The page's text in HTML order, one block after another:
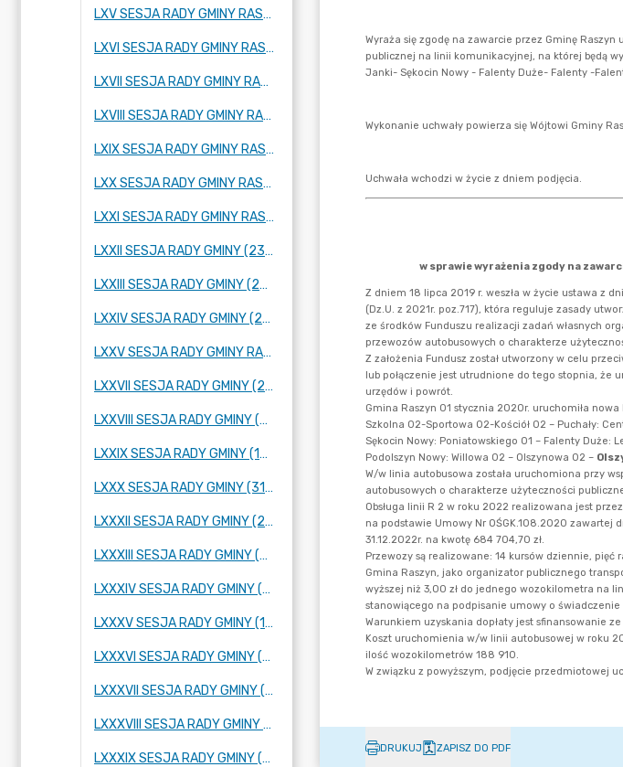
LXV SESJA RADY GMINY RASZYN (17 LISTOPADA 2022 ROKU)
LXVI SESJA RADY GMINY RASZYN (29 LISTOPADA 2022 ROKU)
LXVII SESJA RADY GMINY RASZYN (08 GRUDNIA 2022 ROKU)
LXVIII SESJA RADY GMINY RASZYN (21 GRUDNIA 2022 ROKU)
LXIX SESJA RADY GMINY RASZYN (29 GRUDNIA 2022 ROKU)
LXX SESJA RADY GMINY RASZYN (26 STYCZNIA 2023 R.)
LXXI SESJA RADY GMINY RASZYN (23 LUTEGO 2023 R.)
LXXII SESJA RADY GMINY (23 MARCA 2023 R.)
LXXIII SESJA RADY GMINY (27 KWIETNIA 2023 R.)
LXXIV SESJA RADY GMINY (25 MAJA 2023 R.)
LXXV SESJA RADY GMINY RASZYN (2 CZERWCA 2023 R.)
LXXVII SESJA RADY GMINY (28 CZERWCA 2023 R.)
LXXVIII SESJA RADY GMINY (06 LIPCA 2023 ROKU)
LXXIX SESJA RADY GMINY (10 SIERPNIA 2023 R.)
LXXX SESJA RADY GMINY (31 SIERPNIA 2023 R.)
LXXXII SESJA RADY GMINY (22 WRZEŚNIA 2023 R.)
LXXXIII SESJA RADY GMINY (29 WRZEŚNIA 2023 R.)
LXXXIV SESJA RADY GMINY (25 PAŹDZIERNIKA 2023 R.)
LXXXV SESJA RADY GMINY (16 LISTOPADA 2023 R.)
LXXXVI SESJA RADY GMINY (28 LISTOPADA 2023 R.)
LXXXVII SESJA RADY GMINY (14 GRUDNIA 2023 R.)
LXXXVIII SESJA RADY GMINY (21 GRUDNIA 2023 R.)
LXXXIX SESJA RADY GMINY (12 STYCZNIA 2024 R.)
DRUKUJ ZAPISZ DO PDF